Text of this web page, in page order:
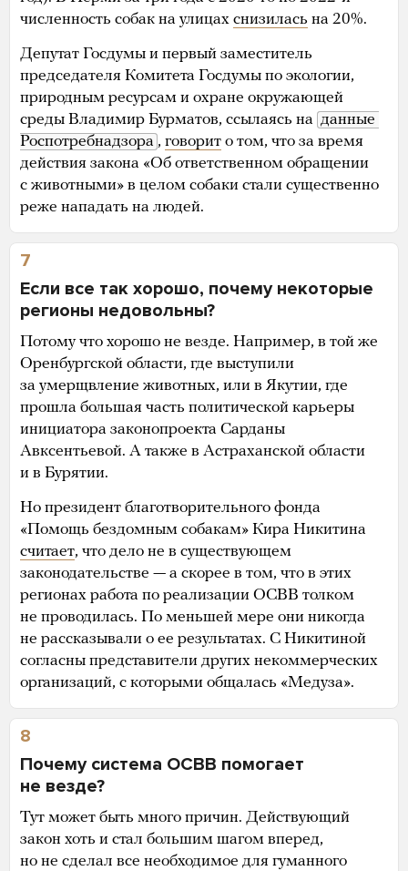
численность собак на улицах снизилась на 20%.
Депутат Госдумы и первый заместитель
председателя Комитета Госдумы по экологии,
природным ресурсам и охране окружающей
среды Владимир Бурматов, ссылаясь на данные
Роспотребнадзора , говорит о том, что за время
действия закона «Об ответственном обращении
с животными» в целом собаки стали существенно
реже нападать на людей.
7
Если все так хорошо, почему некоторые
регионы недовольны?
Потому что хорошо не везде. Например, в той же
Оренбургской области, где выступили
за умерщвление животных, или в Якутии, где
прошла большая часть политической карьеры
инициатора законопроекта Сарданы
Авксентьевой. А также в Астраханской области
и в Бурятии.
Но президент благотворительного фонда
«Помощь бездомным собакам» Кира Никитина
считает, что дело не в существующем
законодательстве — а скорее в том, что в этих
регионах работа по реализации ОСВВ толком
не проводилась. По меньшей мере они никогда
не рассказывали о ее результатах. С Никитиной
согласны представители других некоммерческих
организаций, с которыми общалась «Медуза».
8
Почему система ОСВВ помогает
не везде?
Тут может быть много причин. Действующий
закон хоть и стал большим шагом вперед,
но не сделал все необходимое для гуманного